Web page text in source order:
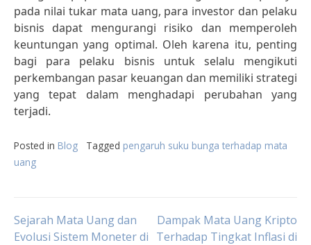
pada nilai tukar mata uang, para investor dan pelaku
bisnis dapat mengurangi risiko dan memperoleh
keuntungan yang optimal. Oleh karena itu, penting
bagi para pelaku bisnis untuk selalu mengikuti
perkembangan pasar keuangan dan memiliki strategi
yang tepat dalam menghadapi perubahan yang
terjadi.
Posted in Blog Tagged pengaruh suku bunga terhadap mata
uang
Post
Sejarah Mata Uang dan
Evolusi Sistem Moneter di
Dampak Mata Uang Kripto
Terhadap Tingkat Inflasi di